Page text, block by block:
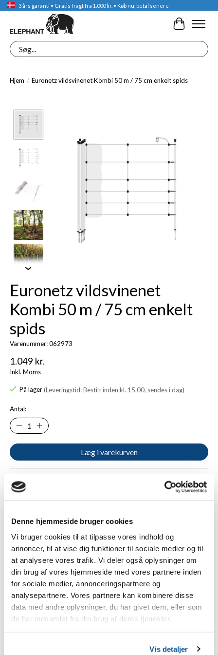
Denne hjemmeside bruger cookies
Vi bruger cookies til at tilpasse vores indhold og
annoncer, til at vise dig funktioner til sociale medier og til
at analysere vores trafik. Vi deler også oplysninger om
din brug af vores hjemmeside med vores partnere inden
for sociale medier, annonceringspartnere og
analysepartnere. Vores partnere kan kombinere disse
data med andre oplysninger, du har givet dem, eller som
de har indsamlet fra din brug af deres tjenester.
Vis detaljer
3 års garanti • Gratis fragt fra 1.000 kr. • Køb nu, betal senere
Søg
Hjem / Euronetz vildsvinenet Kombi 50 m / 75 cm enkelt spids
Euronetz vildsvinenet
Kombi 50 m / 75 cm enkelt
spids
Varenummer: 062973
1.049 kr.
Inkl. Moms
På lager(Leveringstid: Bestilt inden kl. 15.00, sendes i dag)
Antal:
Læg i varekurven
3 års garanti
Gratis fragt fra 1.000 kr.
Beskrivelse
Original Euronetz vildsvinenet Kombi 50 m / 75 cm enkelt
spids
Et komplet og højkvalitets hegn, der er specielt udviklet til
afgrøder. Takket være den optimale ledningsevne og de